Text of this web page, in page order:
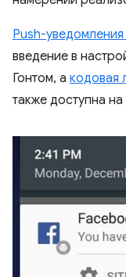
Push-уведомления
введение в
Гонтом, а кодовая
также доступна